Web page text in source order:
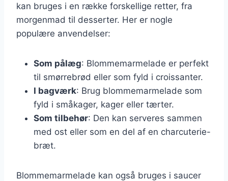
kan bruges i en række forskellige retter, fra
morgenmad til desserter. Her er nogle
populære anvendelser:
Som pålæg: Blommemarmelade er perfekt
til smørrebrød eller som fyld i croissanter.
I bagværk: Brug blommemarmelade som
fyld i småkager, kager eller tærter.
Som tilbehør: Den kan serveres sammen
med ost eller som en del af en charcuterie-
bræt.
Blommemarmelade kan også bruges i saucer